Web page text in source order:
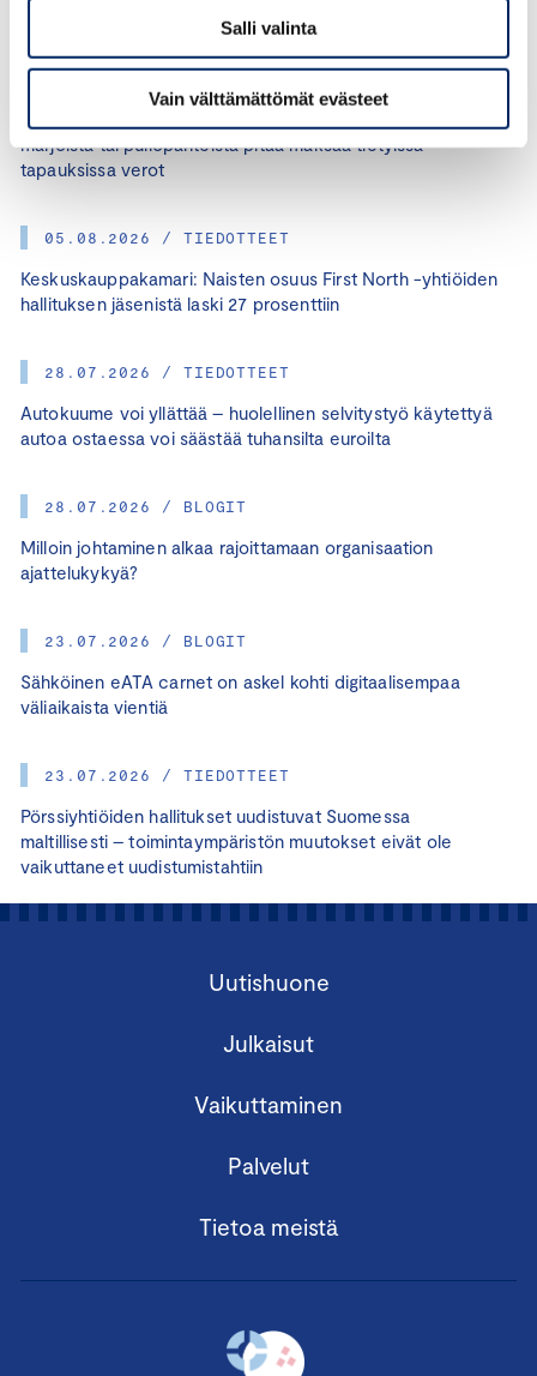
Salli valinta
Vain välttämättömät evästeet
marjoista tai pullopanteista pitää maksaa tietyissä
tapauksissa verot
05.08.2026 / TIEDOTTEET
Keskuskauppakamari: Naisten osuus First North -yhtiöiden
hallituksen jäsenistä laski 27 prosenttiin
28.07.2026 / TIEDOTTEET
Autokuume voi yllättää – huolellinen selvitystyö käytettyä
autoa ostaessa voi säästää tuhansilta euroilta
28.07.2026 / BLOGIT
Milloin johtaminen alkaa rajoittamaan organisaation
ajattelukykyä?
23.07.2026 / BLOGIT
Sähköinen eATA carnet on askel kohti digitaalisempaa
väliaikaista vientiä
23.07.2026 / TIEDOTTEET
Pörssiyhtiöiden hallitukset uudistuvat Suomessa
maltillisesti – toimintaympäristön muutokset eivät ole
vaikuttaneet uudistumistahtiin
Uutishuone
Julkaisut
Vaikuttaminen
Palvelut
Tietoa meistä